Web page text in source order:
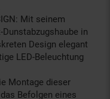
Mit seinem
in
Design elegant
LED-Beleuchtung
Montage dieser
Befolgen eines